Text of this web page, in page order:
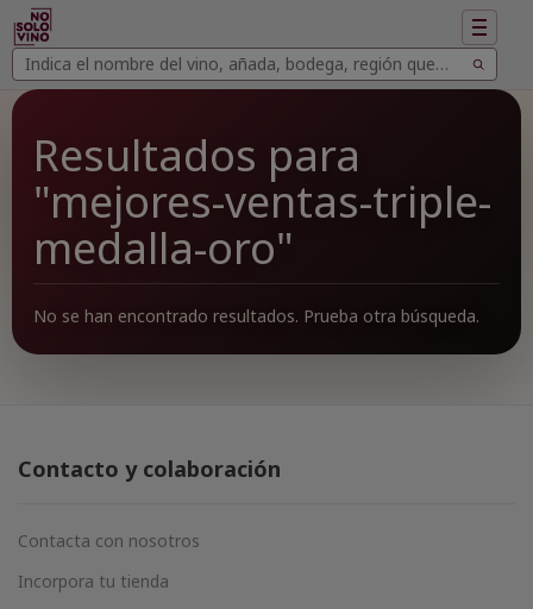
Buscar
vinos
Buscar
Mostrar
Resultados para
"mejores-ventas-triple-
medalla-oro"
No se han encontrado resultados. Prueba otra búsqueda.
Contacto y colaboración
Contacta con nosotros
Incorpora tu tienda